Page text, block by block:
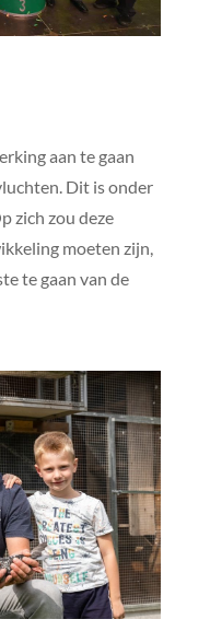
aan te gaan
Dit is onder
zich zou deze
moeten zijn,
te gaan van de